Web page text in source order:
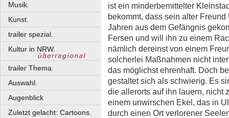
Musik.
Kunst.
trailer spezial.
Kultur in NRW.
trailer Thema.
Auswahl.
Augenblick
Zuletzt gelacht: Cartoons.
ist ein minderbemittelter
bekommt, dass sein alter
Jahren aus dem Gefängnis
Fersen und will ihn zu einem
nämlich dereinst von einem
solcherlei Maßnahmen nicht
das möglichst ehrenhaft. Doch
gestaltet sich als schwierig. Es
die allerorts auf ihn lauern, nicht
einem unwirschen Ekel, das in
durch einen Ort verlorener